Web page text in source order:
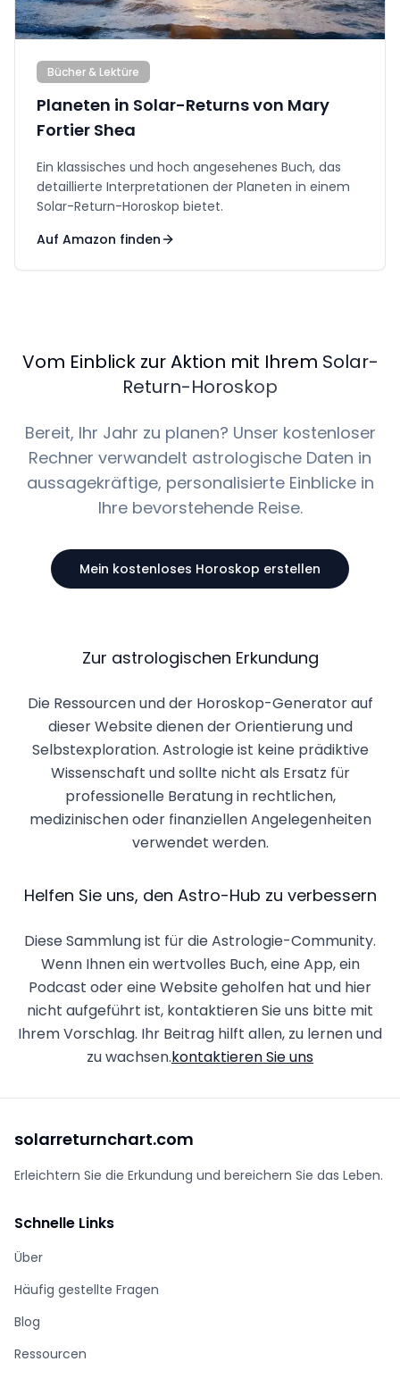
Bücher & Lektüre
Planeten in Solar-Returns von Mary
Fortier Shea
Ein klassisches und hoch angesehenes Buch, das
detaillierte Interpretationen der Planeten in einem
Solar-Return-Horoskop bietet.
Auf Amazon finden
Vom Einblick zur Aktion mit Ihrem Solar-
Return-Horoskop
Bereit, Ihr Jahr zu planen? Unser kostenloser
Rechner verwandelt astrologische Daten in
aussagekräftige, personalisierte Einblicke in
Ihre bevorstehende Reise.
Mein kostenloses Horoskop erstellen
Zur astrologischen Erkundung
Die Ressourcen und der Horoskop-Generator auf
dieser Website dienen der Orientierung und
Selbstexploration. Astrologie ist keine prädiktive
Wissenschaft und sollte nicht als Ersatz für
professionelle Beratung in rechtlichen,
medizinischen oder finanziellen Angelegenheiten
verwendet werden.
Helfen Sie uns, den Astro-Hub zu verbessern
Diese Sammlung ist für die Astrologie-Community.
Wenn Ihnen ein wertvolles Buch, eine App, ein
Podcast oder eine Website geholfen hat und hier
nicht aufgeführt ist, kontaktieren Sie uns bitte mit
Ihrem Vorschlag. Ihr Beitrag hilft allen, zu lernen und
zu wachsen.kontaktieren Sie uns
solarreturnchart.com
Erleichtern Sie die Erkundung und bereichern Sie das Leben.
Schnelle Links
Über
Häufig gestellte Fragen
Blog
Ressourcen